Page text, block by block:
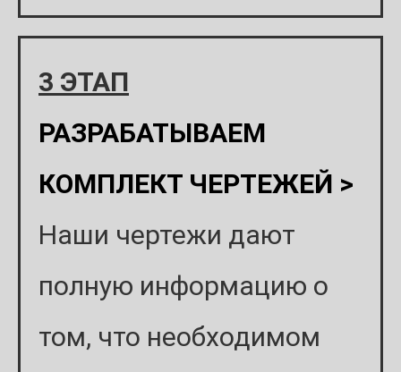
3 ЭТАП
РАЗРАБАТЫВАЕМ
КОМПЛЕКТ ЧЕРТЕЖЕЙ >
Наши чертежи дают
полную информацию о
том, что необходимом